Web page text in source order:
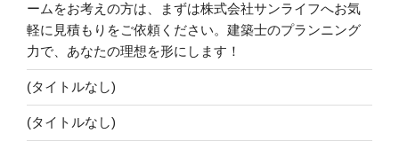
ームをお考えの方は、まずは株式会社サンライフへお気
軽に見積もりをご依頼ください。建築士のプランニング
力で、あなたの理想を形にします！
(タイトルなし)
(タイトルなし)